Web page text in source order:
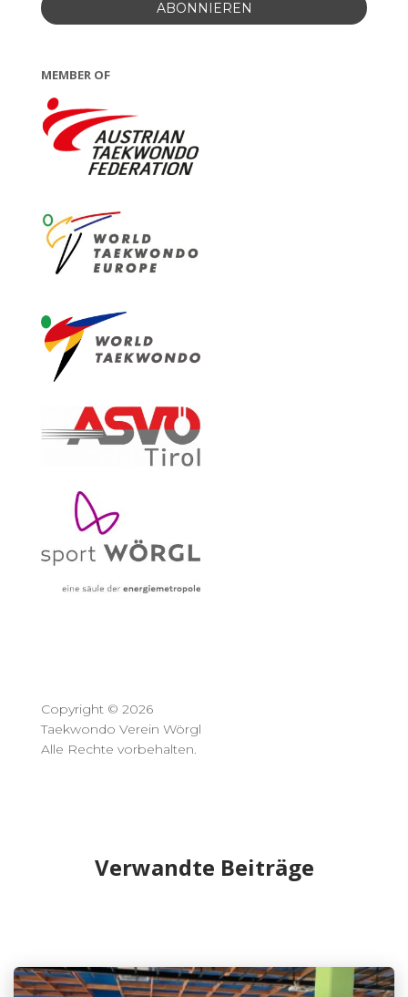
MEMBER OF
Copyright © 2026
Taekwondo Verein Wörgl
Alle Rechte vorbehalten.
Verwandte Beiträge